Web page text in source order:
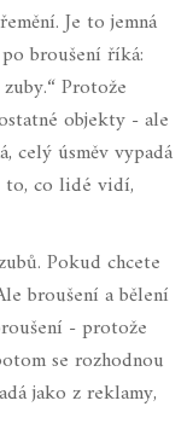
Je to jemná
broušení říká:
Protože
objekty - ale
celý úsměv vypadá
to, co lidé vidí,
Pokud chcete
broušení a bělení
- protože
se rozhodnou
jako z reklamy,